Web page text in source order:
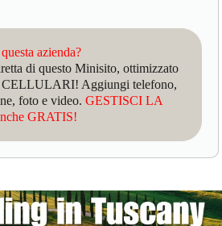
azienda?
di questo Minisito, ottimizzato
Aggiungi telefono,
foto e video.GESTISCI LA
GRATIS!